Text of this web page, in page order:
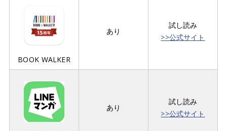
BOOK WALKER
あり
試し読み
>>公式サイト
あり
試し読み
>>公式サイト